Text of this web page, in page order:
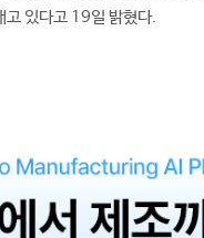
고 있다고 19일 밝혔다.